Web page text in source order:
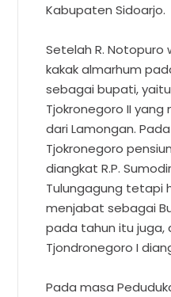
Kabupaten Sidoarjo.
Setelah R. Notopuro
kakak almarhum
sebagai bupati, yaitu
Tjokronegoro II
dari Lamongan.
Tjokronegoro
diangkat R.P.
Tulungagung tetapi
menjabat sebagai
pada tahun itu juga,
Tjondronegoro I
Pada masa